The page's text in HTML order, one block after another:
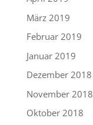
März 2019
Februar 2019
Januar 2019
Dezember 2018
November 2018
Oktober 2018